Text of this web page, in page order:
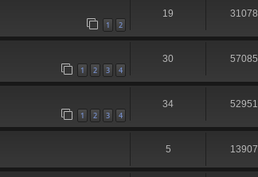
1 2
19 31078
1 2 3 4
30 57085
1 2 3 4
34 52951
5 13907